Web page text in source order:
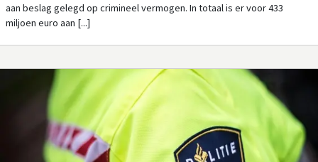
aan beslag gelegd op crimineel vermogen. In totaal is er voor 433
miljoen euro aan [...]